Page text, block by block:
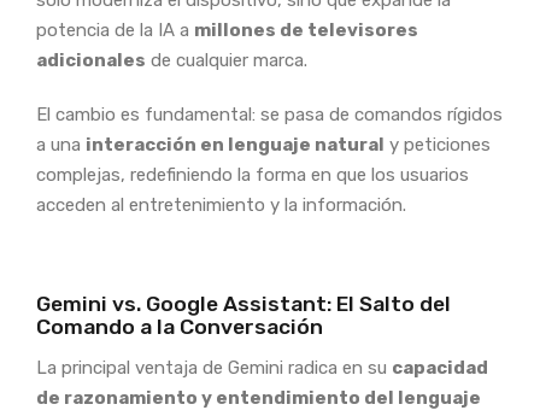
potencia de la IA a millones de televisores
adicionales de cualquier marca.
El cambio es fundamental: se pasa de comandos rígidos
a una interacción en lenguaje natural y peticiones
complejas, redefiniendo la forma en que los usuarios
acceden al entretenimiento y la información.
Gemini vs. Google Assistant: El Salto del
Comando a la Conversación
La principal ventaja de Gemini radica en su capacidad
de razonamiento y entendimiento del lenguaje